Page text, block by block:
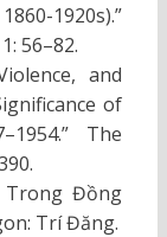
1920s).”
56–82.
and
of
The
Trong Đồng
Trí Đăng.